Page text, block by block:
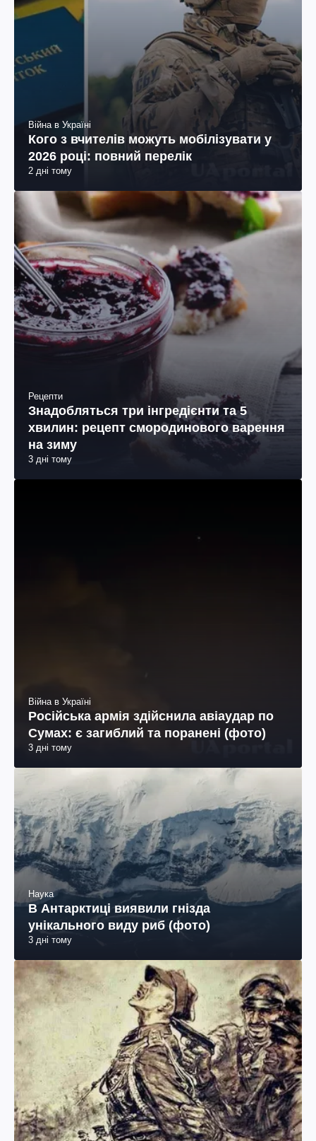
Війна в Україні
Кого з вчителів можуть мобілізувати у
2026 році: повний перелік
2 дні тому
Рецепти
Знадобляться три інгредієнти та 5
хвилин: рецепт смородинового варення
на зиму
3 дні тому
Війна в Україні
Російська армія здійснила авіаудар по
Сумах: є загиблий та поранені (фото)
3 дні тому
Наука
В Антарктиці виявили гнізда
унікального виду риб (фото)
3 дні тому